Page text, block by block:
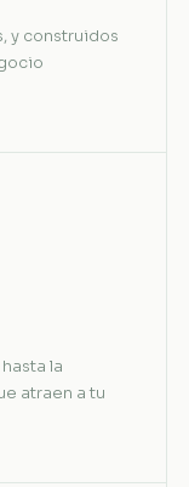
y construidos
la
atraen a tu